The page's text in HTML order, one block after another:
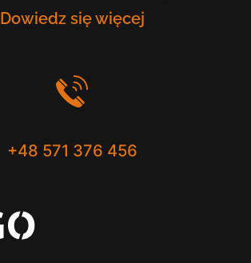
Dowiedz się więcej
+48 571 376 456